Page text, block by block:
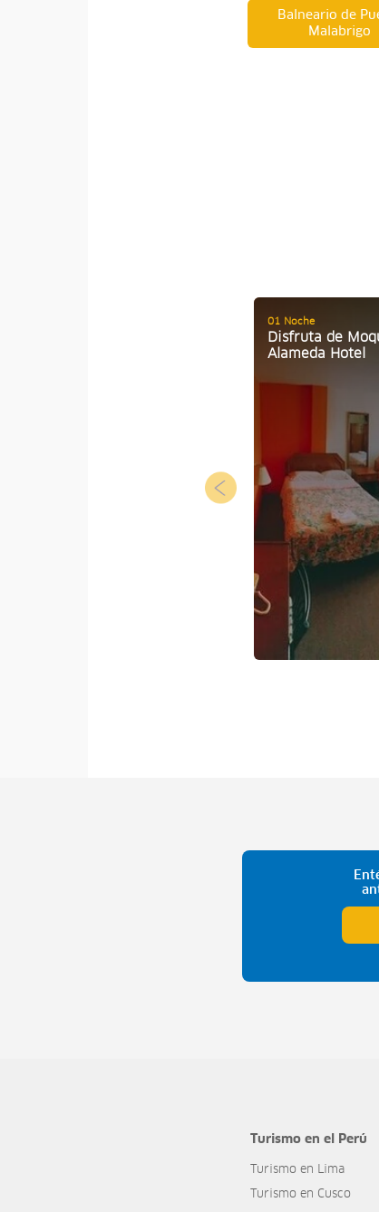
Balneario de
Malabrigo
01 Noche
Disfruta de
Alameda Hotel
Turismo en el Perú
Turismo en Lima
Turismo en Cusco